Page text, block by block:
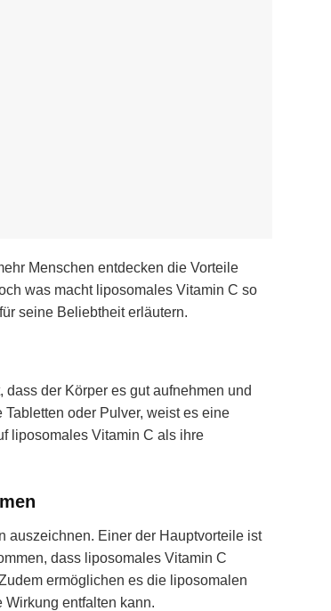
Menschen entdecken die Vorteile
was macht liposomales Vitamin C so
seine Beliebtheit erläutern.
der Körper es gut aufnehmen und
oder Pulver, weist es eine
liposomales Vitamin C als ihre
auszeichnen. Einer der Hauptvorteile ist
dass liposomales Vitamin C
ermöglichen es die liposomalen
entfalten kann.